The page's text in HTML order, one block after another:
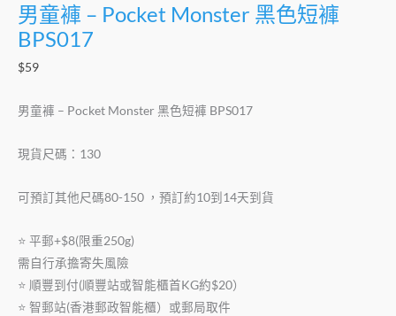
男童褲 – Pocket Monster 黑色短褲
BPS017
$59
男童褲 – Pocket Monster 黑色短褲 BPS017
現貨尺碼：130
可預訂其他尺碼80-150 ，預訂約10到14天到貨
⭐️ 平郵+$8(限重250g)
需自行承擔寄失風險
⭐️ 順豐到付(順豐站或智能櫃首KG約$20）
⭐️ 智郵站(香港郵政智能櫃）或郵局取件